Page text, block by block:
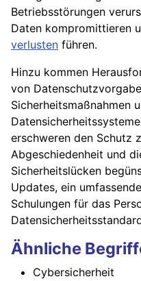
Betriebsstörungen
Daten kompromittieren
verlusten führen.
Hinzu kommen
von
Sicherheitsmaßnahmen
erschweren den Schutz
Abgeschiedenheit und
Sicherheitslücken
Updates, ein
Schulungen für das
Ähnliche
Cybersicherheit